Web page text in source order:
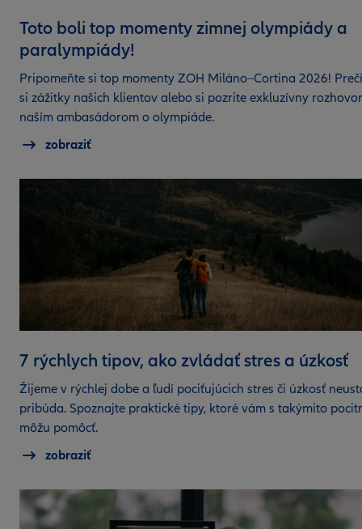
Toto boli top momenty zimnej olympiády a
paralympiády!
Pripomeňte si top momenty ZOH Miláno–Cortina 2026!
si zážitky našich klientov alebo si pozrite exkluzívny
naším ambasádorom o olympiáde.
zobraziť
7 rýchlych tipov, ako zvládať stres a úzkosť
Žijeme v rýchlej dobe a ľudí pociťujúcich stres či úzkosť
pribúda. Spoznajte praktické tipy, ktoré vám s takýmito
môžu pomôcť.
zobraziť